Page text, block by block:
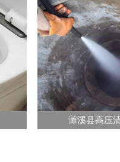
濉溪县高压